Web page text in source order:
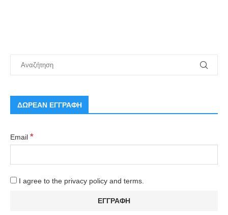
ΔΩΡΕΑΝ ΕΓΓΡΑΦΗ
Email *
I agree to the privacy policy and terms.